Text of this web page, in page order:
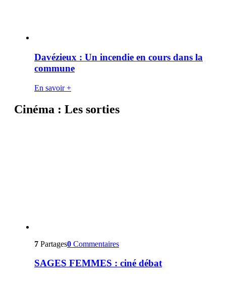
Davézieux : Un incendie en cours dans la
commune
En savoir +
Cinéma : Les sorties
7 Partages0 Commentaires
SAGES FEMMES : ciné débat